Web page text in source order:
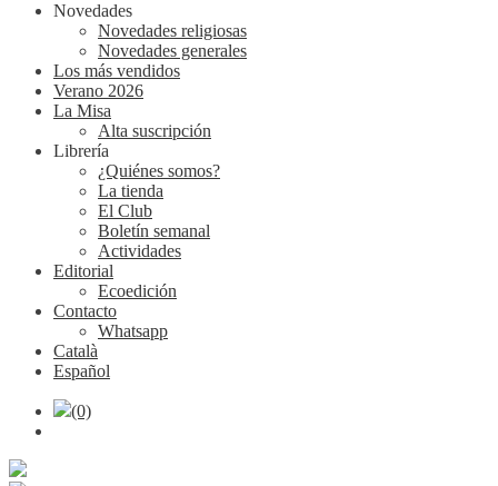
Novedades
Novedades religiosas
Novedades generales
Los más vendidos
Verano 2026
La Misa
Alta suscripción
Librería
¿Quiénes somos?
La tienda
El Club
Boletín semanal
Actividades
Editorial
Ecoedición
Contacto
Whatsapp
Català
Español
(0)